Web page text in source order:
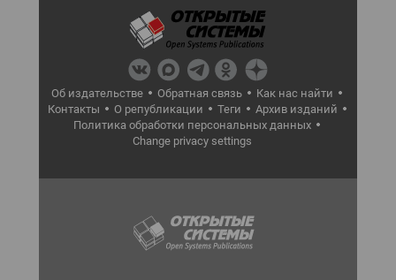
Об издательстве Обратная связь
Как нас найти
Контакты
О републикации Теги
Архив изданий
Политика обработки персональных данных
Change privacy settings